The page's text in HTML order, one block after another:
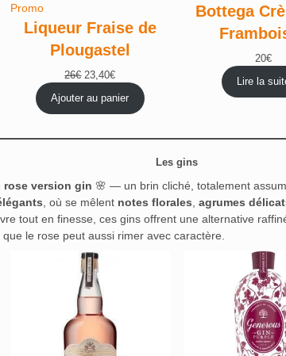
PromoProduit
en
promotion
Liqueur Fraise de
Plougastel
26€ Le
initial
23,40€Le
actuel
Ajouter au panier
Bottega
20€
Lire la
Les gins
rose version gin 🌸 — un brin cliché, totalement
, où se mêlent notes florales agrumes
tout en finesse, ces gins offrent une alternative
le rose peut aussi rimer avec caractère.